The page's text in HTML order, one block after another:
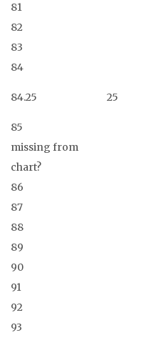
81
82
83
84
84.25 25
85
missing from
chart?
86
87
88
89
90
91
92
93